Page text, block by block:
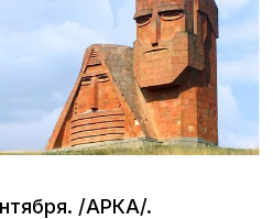
/АРКА/.